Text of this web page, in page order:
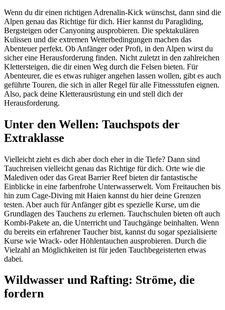
Wenn du dir einen richtigen Adrenalin-Kick wünschst, dann sind die
Alpen genau das Richtige für dich. Hier kannst du Paragliding,
Bergsteigen oder Canyoning ausprobieren. Die spektakulären
Kulissen und die extremen Wetterbedingungen machen das
Abenteuer perfekt. Ob Anfänger oder Profi, in den Alpen wirst du
sicher eine Herausforderung finden. Nicht zuletzt in den zahlreichen
Klettersteigen, die dir einen Weg durch die Felsen bieten. Für
Abenteurer, die es etwas ruhiger angehen lassen wollen, gibt es auch
geführte Touren, die sich in aller Regel für alle Fitnessstufen eignen.
Also, pack deine Kletterausrüstung ein und stell dich der
Herausforderung.
Unter den Wellen: Tauchspots der
Extraklasse
Vielleicht zieht es dich aber doch eher in die Tiefe? Dann sind
Tauchreisen vielleicht genau das Richtige für dich. Orte wie die
Malediven oder das Great Barrier Reef bieten dir fantastische
Einblicke in eine farbenfrohe Unterwasserwelt. Vom Freitauchen bis
hin zum Cage-Diving mit Haien kannst du hier deine Grenzen
testen. Aber auch für Anfänger gibt es spezielle Kurse, um die
Grundlagen des Tauchens zu erlernen. Tauchschulen bieten oft auch
Kombi-Pakete an, die Unterricht und Tauchgänge beinhalten. Wenn
du bereits ein erfahrener Taucher bist, kannst du sogar spezialisierte
Kurse wie Wrack- oder Höhlentauchen ausprobieren. Durch die
Vielzahl an Möglichkeiten ist für jeden Tauchbegeisterten etwas
dabei.
Wildwasser und Rafting: Ströme, die
fordern